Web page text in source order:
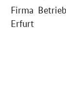
Firma
Erfurt